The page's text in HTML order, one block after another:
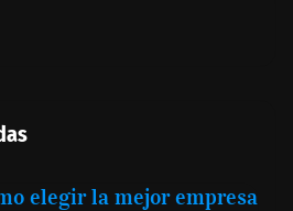
elegir la mejor empresa